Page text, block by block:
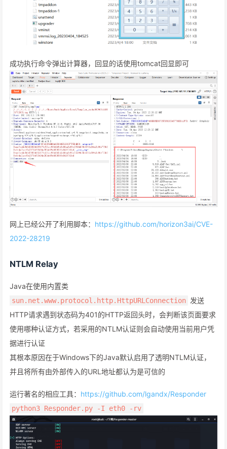
成功执行命令弹出计算器，回显的话使用tomcat回显即可
网上已经公开了利用脚本： https://github.com/horizon3ai/CVE-
2022-28219
NTLM Relay
Java在使用内置类
sun.net.www.protocol.http.HttpURLConnection 发送
HTTP请求遇到状态码为401的HTTP返回头时，会判断该页面要求
使用哪种认证方式，若采用的NTLM认证则会自动使用当前用户凭
据进行认证
其根本原因在于Windows下的Java默认启用了透明NTLM认证，
并且将所有由外部传入的URL地址都认为是可信的
运行著名的相应工具： https://github.com/lgandx/Responder
python3 Responder.py -I eth0 -rv